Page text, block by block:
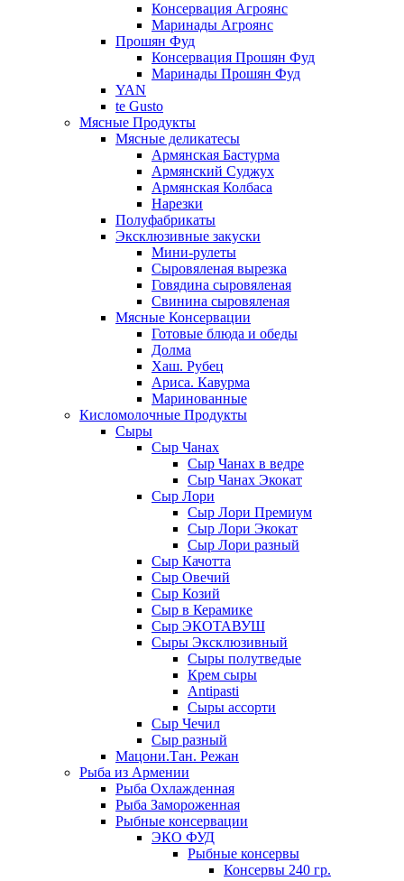
Консервация Агроянс
Маринады Агроянс
Прошян Фуд
Консервация Прошян Фуд
Маринады Прошян Фуд
YAN
te Gusto
Мясные Продукты
Мясные деликатесы
Армянская Бастурма
Армянский Суджух
Армянская Колбаса
Нарезки
Полуфабрикаты
Эксклюзивные закуски
Мини-рулеты
Сыровяленая вырезка
Говядина сыровяленая
Свинина сыровяленая
Мясные Консервации
Готовые блюда и обеды
Долма
Хаш. Рубец
Ариса. Кавурма
Маринованные
Кисломолочные Продукты
Сыры
Сыр Чанах
Сыр Чанах в ведре
Сыр Чанах Экокат
Сыр Лори
Сыр Лори Премиум
Сыр Лори Экокат
Сыр Лори разный
Сыр Качотта
Сыр Овечий
Сыр Козий
Сыр в Керамике
Сыр ЭКОТАВУШ
Сыры Эксклюзивный
Сыры полутведые
Крем сыры
Antipasti
Сыры ассорти
Сыр Чечил
Сыр разный
Мацони.Тан. Режан
Рыба из Армении
Рыба Охлажденная
Рыба Замороженная
Рыбные консервации
ЭКО ФУД
Рыбные консервы
Консервы 240 гр.